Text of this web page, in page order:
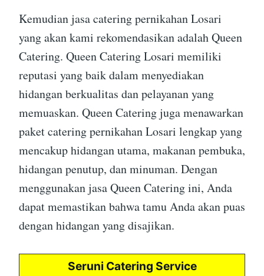
Kemudian jasa catering pernikahan Losari
yang akan kami rekomendasikan adalah Queen
Catering. Queen Catering Losari memiliki
reputasi yang baik dalam menyediakan
hidangan berkualitas dan pelayanan yang
memuaskan. Queen Catering juga menawarkan
paket catering pernikahan Losari lengkap yang
mencakup hidangan utama, makanan pembuka,
hidangan penutup, dan minuman. Dengan
menggunakan jasa Queen Catering ini, Anda
dapat memastikan bahwa tamu Anda akan puas
dengan hidangan yang disajikan.
Seruni Catering Service